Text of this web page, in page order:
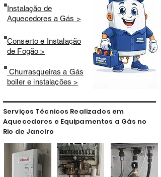
Instalação de
Aquecedores a Gás >
Conserto e Instalação
de Fogão >
Churrasqueiras a Gás
boiler e instalações >
Serviços Técnicos Realizados em
Aquecedores e Equipamentos a Gás no
Rio de Janeiro